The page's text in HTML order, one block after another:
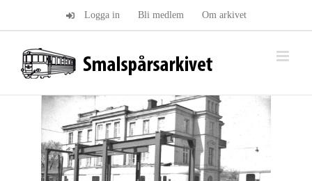
Logga in Bli medlem Om arkivet